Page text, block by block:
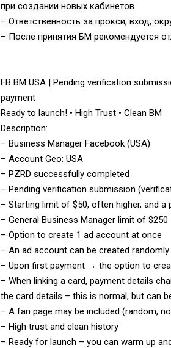
при создании новых кабинетов
– Ответственность за прокси, вход,
– После принятия БМ рекомендуется
FB BM USA | Pending verification
payment
Ready to launch! • High Trust • Clean BM
Description:
– Business Manager Facebook (USA)
– Account Geo: USA
– PZRD successfully completed
– Pending verification submission
– Starting limit of $50, often higher, and
– General Business Manager limit of $250
– Option to create 1 ad account at once
– An ad account can be created
– Upon first payment → the option to
– When linking a card, payment details
the card details – this is normal, but can
– A fan page may be included (random,
– High trust and clean history
– Ready for launch – you can warm up